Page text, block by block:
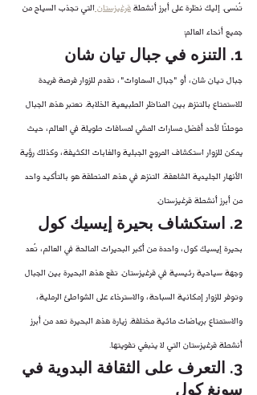
تُنسى. إليك نظرة على أبرز أنشطة قرغيزستان التي تجذب السياح من
جميع أنحاء العالم:
1. التنزه في جبال تيان شان
جبال تيان شان، أو "جبال السماوات"، تقدم للزوار فرصة فريدة
للاستمتاع بالتنزه بين المناظر الطبيعية الخلابة. تعتبر هذه الجبال
موطنًا لأحد أفضل مسارات المشي لمسافات طويلة في العالم، حيث
يمكن للزوار استكشاف المروج الجبلية والغابات الكثيفة، وكذلك رؤية
الأنهار الجليدية الشاهقة. التنزه في هذه المنطقة هو بالتأكيد واحد
من أبرز أنشطة قرغيزستان.
2. استكشاف بحيرة إيسيك كول
بحيرة إيسيك كول، واحدة من أكبر البحيرات المالحة في العالم، تُعد
وجهة سياحية رئيسية في قرغيزستان. تقع هذه البحيرة بين الجبال
وتوفر للزوار إمكانية السباحة، والاسترخاء على الشواطئ الرملية،
والاستمتاع برياضات مائية مختلفة. زيارة هذه البحيرة تعد من أبرز
أنشطة قرغيزستان التي لا ينبغي تفويتها.
3. التعرف على الثقافة البدوية في
سونغ كول